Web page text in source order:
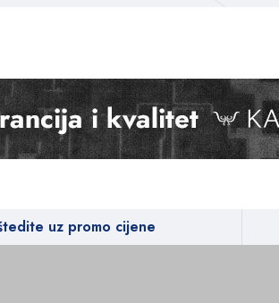
uz promo cijene